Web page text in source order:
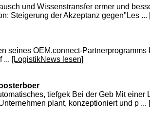
und Wissenstransfer ermer und
Steigerung der Akzeptanz gegen"Les ...
seines OEM.connect-
... [LogistikNews lesen]
tiefgek Bei der Geb Mit
plant, konzeptioniert und p ...